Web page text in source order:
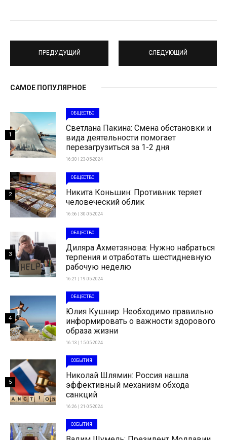
ПРЕДУДУЩИЙ СЛЕДУЮЩИЙ
САМОЕ ПОПУЛЯРНОЕ
ОБЩЕСТВО
Светлана Пакина: Смена обстановки и
вида деятельности помогает
перезагрузиться за 1-2 дня
16:30 | 23-05-2024
1
ОБЩЕСТВО
Никита Коньшин: Противник теряет
человеческий облик
16:56 | 30-05-2024
2
ОБЩЕСТВО
Диляра Ахметзянова: Нужно набраться
терпения и отработать шестидневную
рабочую неделю
16:21 | 19-05-2024
3
ОБЩЕСТВО
Юлия Кушнир: Необходимо правильно
информировать о важности здорового
образа жизни
16:13 | 15-05-2024
4
СОБЫТИЯ
Николай Шлямин: Россия нашла
эффективный механизм обхода
санкций
16:26 | 21-05-2024
5
СОБЫТИЯ